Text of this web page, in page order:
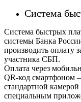
Система
Система быстрых
системы Банка
производить оплату
участника СБП.
Оплата через
QR-код смартфоном
стандартной
специальным